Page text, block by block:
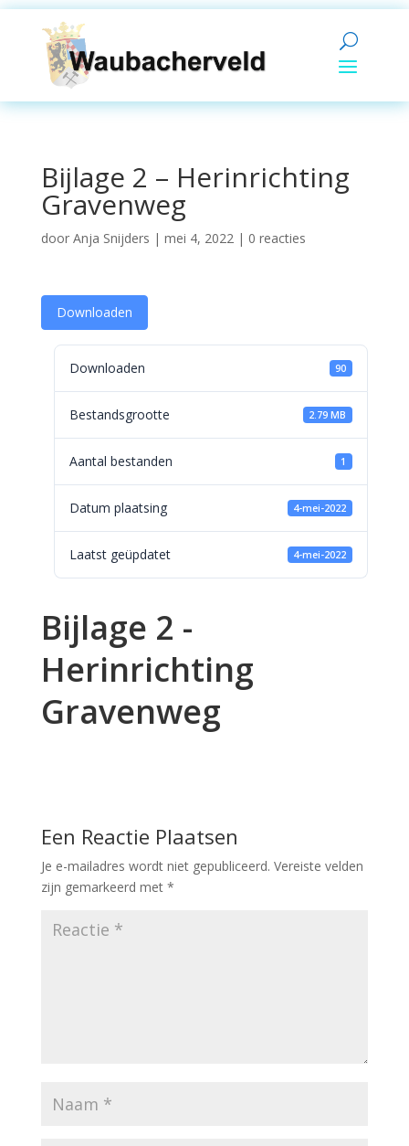
Bijlage 2 – Herinrichting
Gravenweg
door Anja Snijders | mei 4, 2022| 0 reacties
Downloaden
Downloaden 90
Bestandsgrootte 2.79 MB
Aantal bestanden 1
Datum plaatsing 4-mei-2022
Laatst geüpdatet 4-mei-2022
Bijlage 2 -
Herinrichting
Gravenweg
Een Reactie Plaatsen
Je e-mailadres wordt niet gepubliceerd. Vereiste velden
zijn gemarkeerd met *